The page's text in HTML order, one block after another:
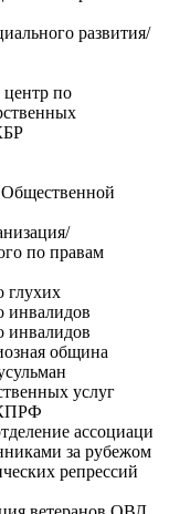
развития/
по
по правам
глухих
инвалидов
инвалидов
община
услуг
ассоциаци
за рубежом
репрессий